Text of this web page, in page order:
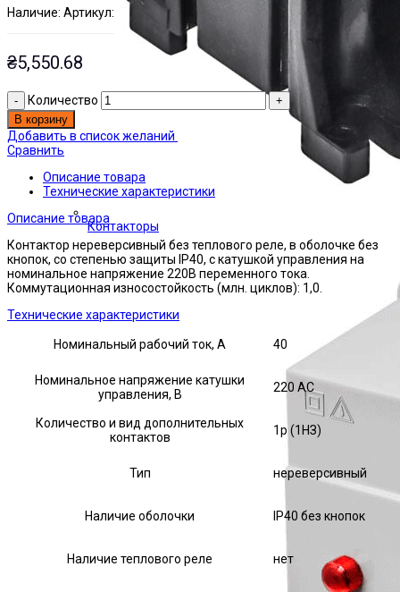
Контакторы
Наличие: Есть на складе
Артикул:
ЭТАЛ0001928
₴5,550.68
Количество
В корзину
Добавить в список желаний
Сравнить
Описание товара
Технические характеристики
Описание товара
Контактор нереверсивный без теплового реле, в оболочке без
кнопок, со степенью защиты IP40, с катушкой управления на
номинальное напряжение 220В переменного тока.
Коммутационная износостойкость (млн. циклов): 1,0.
Технические характеристики
Номинальный рабочий ток, А 40
Номинальное напряжение катушки
управления, В
220 AC
Количество и вид дополнительных
контактов
1р (1НЗ)
Тип нереверсивный
Наличие оболочки IP40 без кнопок
Наличие теплового реле нет